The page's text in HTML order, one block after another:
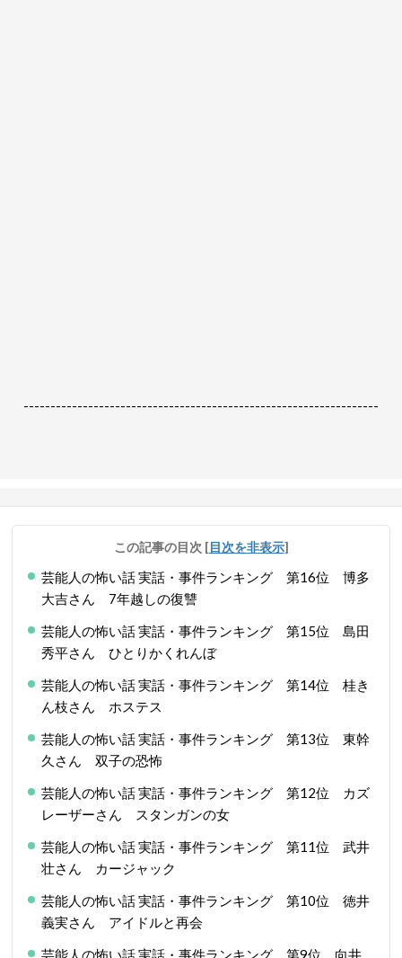
------------------------------------------------------------------
この記事の目次 [目次を非表示]
芸能人の怖い話 実話・事件ランキング 第16位 博多
大吉さん 7年越しの復讐
芸能人の怖い話 実話・事件ランキング 第15位 島田
秀平さん ひとりかくれんぼ
芸能人の怖い話 実話・事件ランキング 第14位 桂き
ん枝さん ホステス
芸能人の怖い話 実話・事件ランキング 第13位 東幹
久さん 双子の恐怖
芸能人の怖い話 実話・事件ランキング 第12位 カズ
レーザーさん スタンガンの女
芸能人の怖い話 実話・事件ランキング 第11位 武井
壮さん カージャック
芸能人の怖い話 実話・事件ランキング 第10位 徳井
義実さん アイドルと再会
芸能人の怖い話 実話・事件ランキング 第9位 向井